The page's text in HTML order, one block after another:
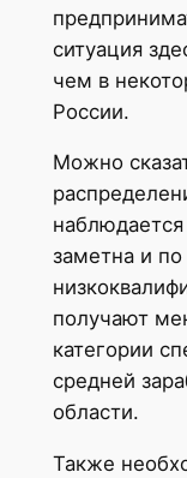
ситуация
чем в
России.
Можно
заметна и
получают
категории
средней
области.
Также